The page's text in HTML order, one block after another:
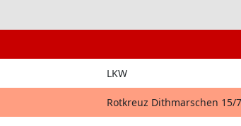
LKW
Rotkreuz Dithmarschen 15/